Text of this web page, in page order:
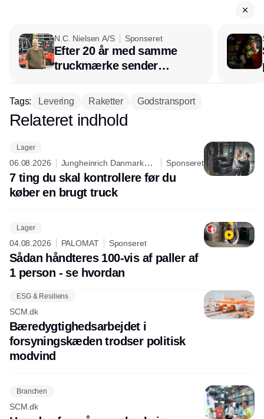
N.C. Nielsen A/S Sponseret
Efter 20 år med samme
truckmærke sender
lagerchef stafetten videre
hos INOX
Tags: Levering Raketter Godstransport
Annonce
Relateret indhold
Lager
06.08.2026
Jungheinrich Danmark
A/S
Sponseret
7 ting du skal kontrollere før du
køber en brugt truck
Lager
04.08.2026 PALOMAT Sponseret
Sådan håndteres 100-vis af paller af
1 person - se hvordan
ESG & Resiliens
SCM.dk
Bæredygtighedsarbejdet i
forsyningskæden trodser politisk
modvind
Branchen
SCM.dk